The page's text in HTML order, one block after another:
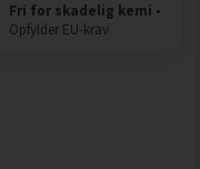
Fri for skadelig kemi •
Opfylder EU-krav